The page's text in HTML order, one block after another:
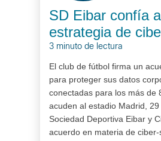
SD Eibar confía
estrategia de
3 minuto de lectura
El club de fútbol firma un
para proteger sus datos
conectadas para los más de
acuden al estadio Madrid,
Sociedad Deportiva Eibar y
acuerdo en materia de